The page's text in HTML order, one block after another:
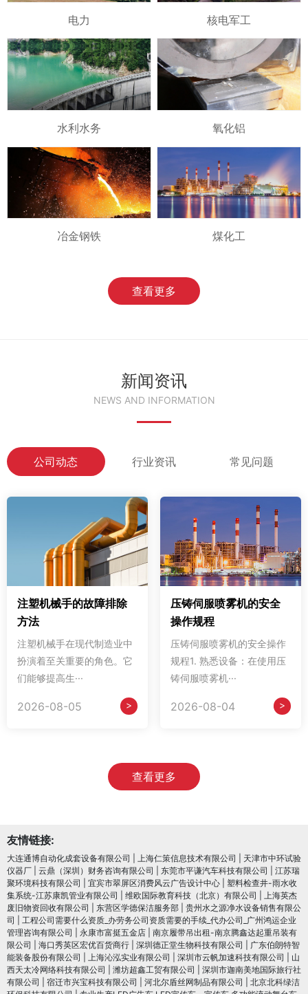
电力 核电军工
水利水务 氧化铝
冶金钢铁 煤化工
查看更多
新闻资讯
NEWS AND INFORMATION
公司动态 行业资讯 常见问题
注塑机械手的故障排除
方法
注塑机械手在现代制造业中
扮演着至关重要的角色。它
们能够提高生···
2026-08-05 >
压铸伺服喷雾机的安全
操作规程
压铸伺服喷雾机的安全操作
规程1. 熟悉设备：在使用压
铸伺服喷雾机···
2026-08-04 >
查看更多
友情链接:
大连通博自动化成套设备有限公司 上海仁策信息技术有限公司
天津市中环试验
仪器厂
云鼎（深圳）财务咨询有限公司 东莞市平谦汽车科技有限公司
江苏瑞
聚环境科技有限公司
宜宾市翠屏区消费风云广告设计中心
塑料检查井-雨水收
集系统-江苏康凯管业有限公司
维欧国际教育科技（北京）有限公司
上海英杰
废旧物资回收有限公司
东营区学德保洁服务部
贵州水之源净水设备销售有限公
司
工程公司需要什么资质_办劳务公司资质需要的手续_代办公司_广州鸿运企业
管理咨询有限公司
永康市富挺五金店
南京履带吊出租-南京腾鑫达起重吊装有
限公司
海口秀英区宏优百货商行 深圳德正堂生物科技有限公司
广东伯朗特智
能装备股份有限公司
上海沁泓实业有限公司 深圳市云帆加速科技有限公司
山
西天太冷网络科技有限公司
潍坊超鑫工贸有限公司
深圳市迦南美地国际旅行社
有限公司
宿迁市兴宝科技有限公司 河北尔盾丝网制品有限公司
北京北科绿洁